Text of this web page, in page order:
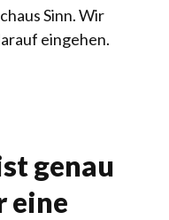
Sinn. Wir
eingehen.
genau
eine